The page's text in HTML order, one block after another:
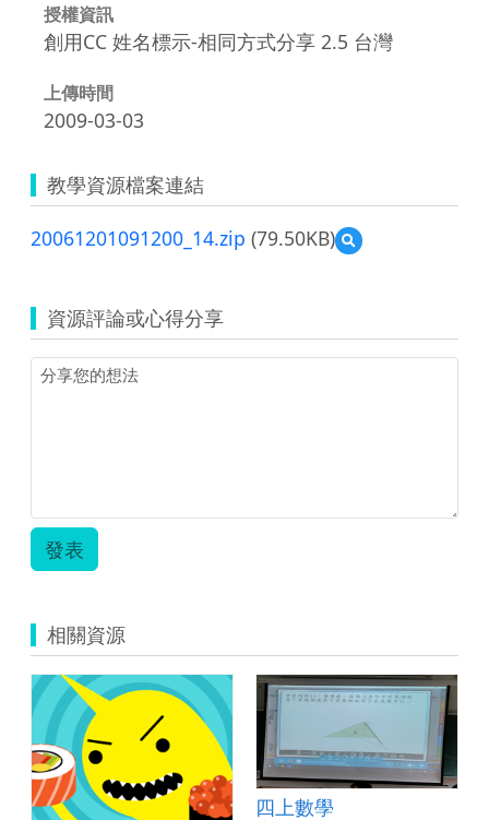
授權資訊
創用CC 姓名標示-相同方式分享 2.5 台灣
上傳時間
2009-03-03
教學資源檔案連結
20061201091200_14.zip (79.50KB)
預
覽
資源評論或心得分享
發表
相關資源
四上數學